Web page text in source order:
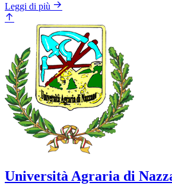
Leggi di più
Università Agraria di